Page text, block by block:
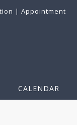
| Appointment
CALENDAR